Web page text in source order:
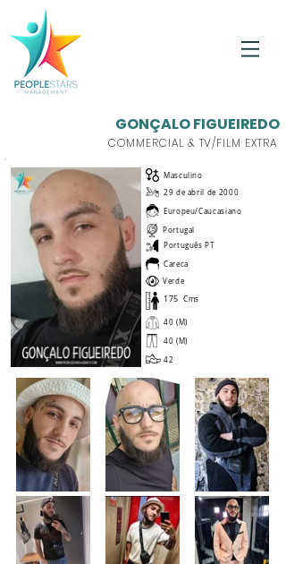
GONÇALO FIGUEIREDO
COMMERCIAL & TV/FILM EXTRA
Masculino
29 de abril de 2000
Europeu/Caucasiano
Portugal
Português PT
Careca
Verde
175 Cms
40 (M)
40 (M)
42